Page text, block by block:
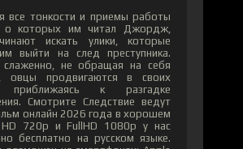
все тонкости и приемы работы
о которых им читал Джордж,
искать улики, которые
выйти на след преступника.
слаженно, не обращая на себя
овцы продвигаются в своих
приближаясь к разгадке
Смотрите Следствие ведут
онлайн 2026 года в хорошем
HD 720p и FullHD 1080p у нас
бесплатно на русском языке.